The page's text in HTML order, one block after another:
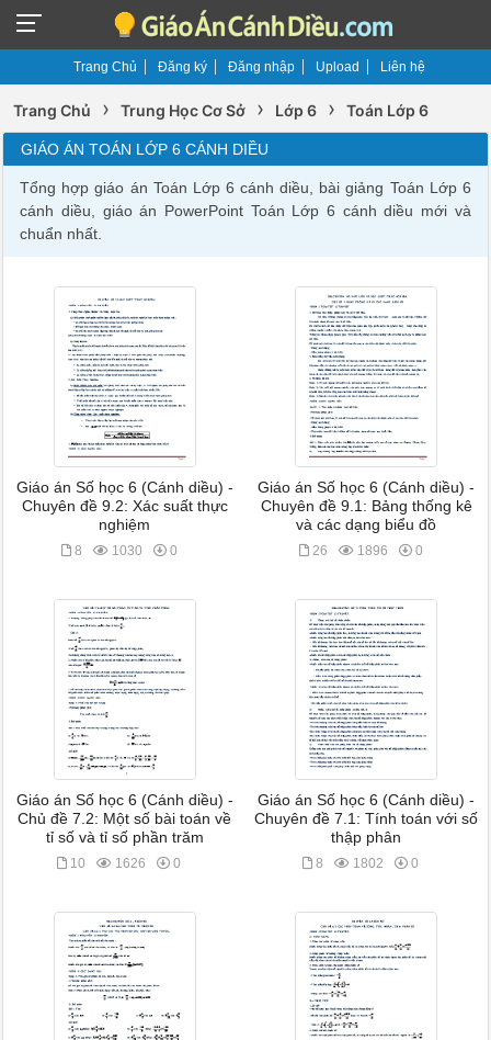
Trang Chủ Đăng ký Đăng nhập Upload Liên hệ
Trang Chủ › Trung Học Cơ Sở › Lớp 6 › Toán Lớp 6
GIÁO ÁN TOÁN LỚP 6 CÁNH DIỀU
Tổng hợp giáo án Toán Lớp 6 cánh diều, bài giảng Toán Lớp 6
cánh diều, giáo án PowerPoint Toán Lớp 6 cánh diều mới và
chuẩn nhất.
Giáo án Số học 6 (Cánh diều) -
Chuyên đề 9.2: Xác suất thực
nghiệm
8 1030 0
Giáo án Số học 6 (Cánh diều) -
Chuyên đề 9.1: Bảng thống kê
và các dạng biểu đồ
26 1896 0
Giáo án Số học 6 (Cánh diều) -
Chủ đề 7.2: Một số bài toán về
tỉ số và tỉ số phần trăm
10 1626 0
Giáo án Số học 6 (Cánh diều) -
Chuyên đề 7.1: Tính toán với số
thập phân
8 1802 0